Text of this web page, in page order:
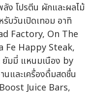
ง โปรตีน ผักและผลไม้
บวันเปิดเทอม อาทิ
Factory, On The
Fe Happy Steak,
ยัมมี่ แหนมเนือง by
และเครื่องดื่มสดชื่น
Juice Bars,